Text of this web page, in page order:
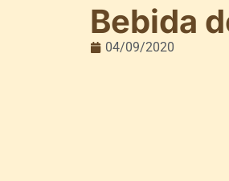
Bebida
04/09/2020